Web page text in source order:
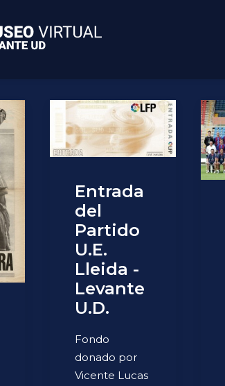
Entrada
del
Partido
U.E.
Lleida -
Levante
U.D.
Fondo
donado por
Vicente Lucas